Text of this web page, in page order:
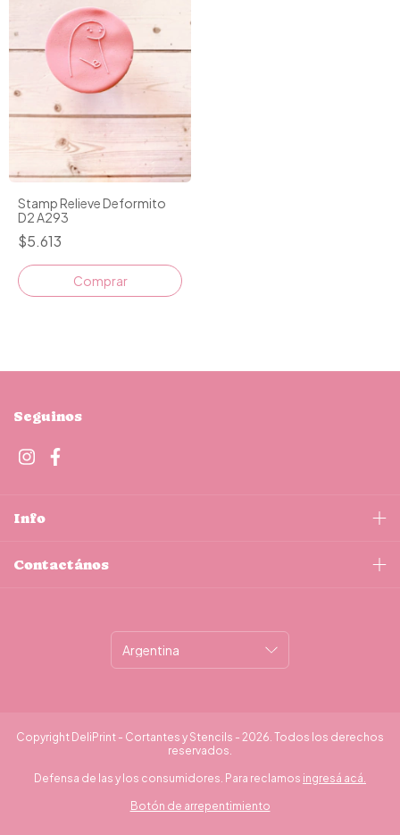
Stamp Relieve Deformito
D2 A293
$5.613
Seguinos
Info
Contactános
Copyright DeliPrint - Cortantes y Stencils - 2026. Todos los derechos
reservados.
Defensa de las y los consumidores. Para reclamos ingresá acá.
Botón de arrepentimiento